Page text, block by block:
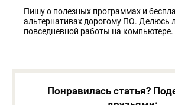
Пишу о полезных программах и
альтернативах дорогому ПО. Делюсь
повседневной работы на компьютере.
Понравилась статья?